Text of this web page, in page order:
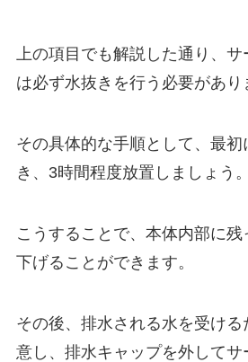
上の項目でも解説した通り、サ
は必ず水抜きを行う必要があり
その具体的な手順として、最
き、 3時間程度放置 しましょう。
こうすることで、本体内部に
下げることができます。
その後、排水される水を受ける
意し、排水キャップを外してサ